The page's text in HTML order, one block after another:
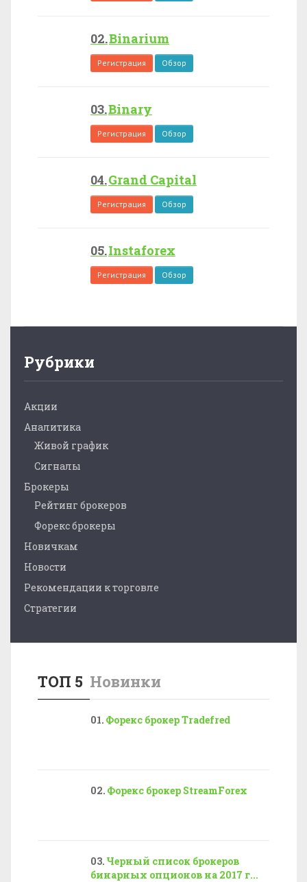
Binarium
Регистрация Обзор
Binary
Регистрация Обзор
Grand Capital
Регистрация Обзор
Instaforex
Регистрация Обзор
Рубрики
Акции
Аналитика
Живой график
Сигналы
Брокеры
Рейтинг брокеров
Форекс брокеры
Новичкам
Новости
Рекомендации к торговле
Стратегии
ТОП 5 Новинки
Форекс брокер Tradefred
Форекс брокер StreamForex
Черный список брокеров
бинарных опционов на 2017 г...